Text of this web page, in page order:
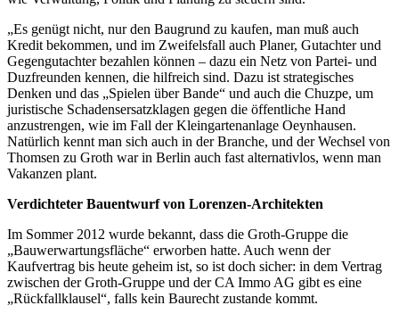
„Es genügt nicht, nur den Baugrund zu kaufen, man muß auch
Kredit bekommen, und im Zweifelsfall auch Planer, Gutachter und
Gegengutachter bezahlen können – dazu ein Netz von Partei- und
Duzfreunden kennen, die hilfreich sind. Dazu ist strategisches
Denken und das „Spielen über Bande“ und auch die Chuzpe, um
juristische Schadensersatzklagen gegen die öffentliche Hand
anzustrengen, wie im Fall der Kleingartenanlage Oeynhausen.
Natürlich kennt man sich auch in der Branche, und der Wechsel von
Thomsen zu Groth war in Berlin auch fast alternativlos, wenn man
Vakanzen plant.
Verdichteter Bauentwurf von Lorenzen-Architekten
Im Sommer 2012 wurde bekannt, dass die Groth-Gruppe die
„Bauwerwartungsfläche“ erworben hatte. Auch wenn der
Kaufvertrag bis heute geheim ist, so ist doch sicher: in dem Vertrag
zwischen der Groth-Gruppe und der CA Immo AG gibt es eine
„Rückfallklausel“, falls kein Baurecht zustande kommt.